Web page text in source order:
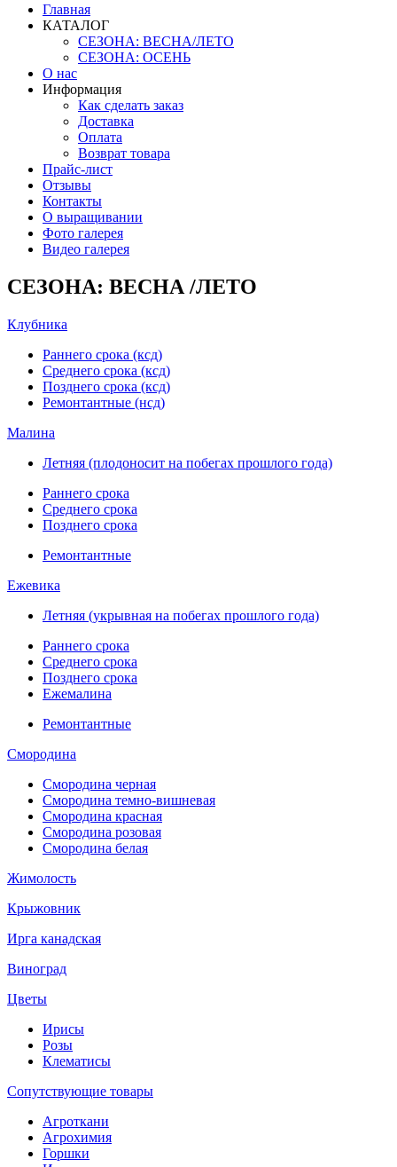
Главная
КАТАЛОГ
СЕЗОНА: ВЕСНА/ЛЕТО
СЕЗОНА: ОСЕНЬ
О нас
Информация
Как сделать заказ
Доставка
Оплата
Возврат товара
Прайс-лист
Отзывы
Контакты
О выращивании
Фото галерея
Видео галерея
СЕЗОНА: ВЕСНА /ЛЕТО
Клубника
Раннего срока (ксд)
Среднего срока (ксд)
Позднего срока (ксд)
Ремонтантные (нсд)
Малина
Летняя (плодоносит на побегах прошлого года)
Раннего срока
Среднего срока
Позднего срока
Ремонтантные
Ежевика
Летняя (укрывная на побегах прошлого года)
Раннего срока
Среднего срока
Позднего срока
Ежемалина
Ремонтантные
Смородина
Смородина черная
Смородина темно-вишневая
Смородина красная
Смородина розовая
Смородина белая
Жимолость
Крыжовник
Ирга канадская
Виноград
Цветы
Ирисы
Розы
Клематисы
Сопутствующие товары
Агроткани
Агрохимия
Горшки